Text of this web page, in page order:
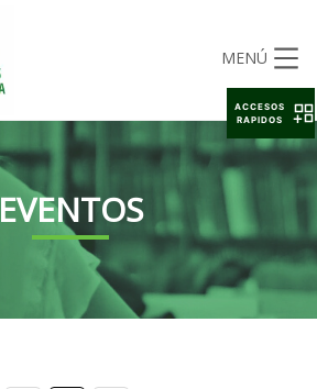
MENÚ
EVENTOS
ACCESOS
RAPIDOS